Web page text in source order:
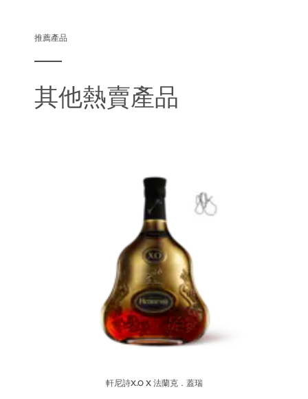
推薦產品
其他熱賣產品
軒尼詩X.O X 法蘭克．蓋瑞